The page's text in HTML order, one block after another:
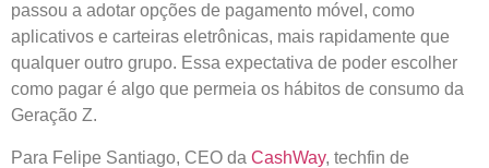
passou a adotar opções de pagamento móvel, como
aplicativos e carteiras eletrônicas, mais rapidamente que
qualquer outro grupo. Essa expectativa de poder escolher
como pagar é algo que permeia os hábitos de consumo da
Geração Z.
Para Felipe Santiago, CEO da CashWay, techfin de